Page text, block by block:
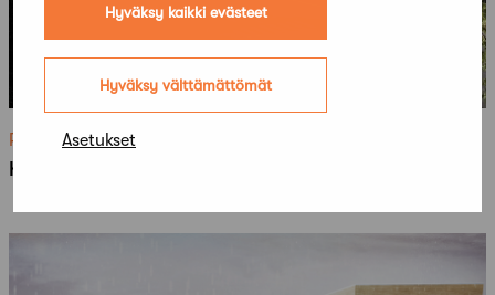
Hyväksy kaikki evästeet
Hyväksy välttämättömät
Asetukset
Ratkenneet
Kuopion Puutarhakadun toimistorakennus